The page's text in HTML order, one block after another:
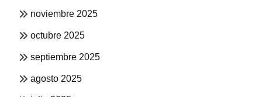
noviembre 2025
octubre 2025
septiembre 2025
agosto 2025